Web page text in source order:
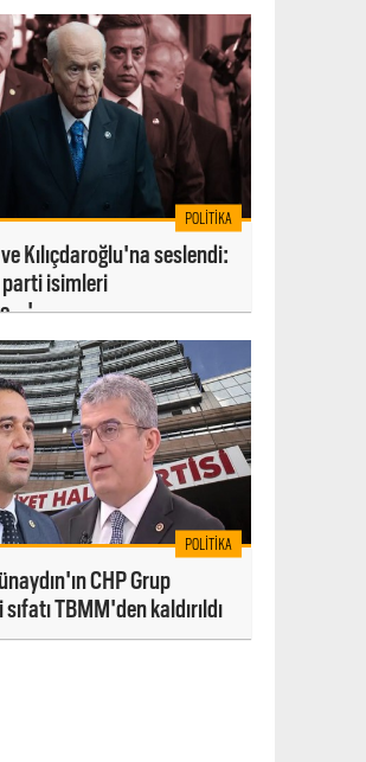
POLITIKA
Kılıçdaroğlu'na seslendi:
isimleri
POLITIKA
CHP Grup
TBMM'den kaldırıldı